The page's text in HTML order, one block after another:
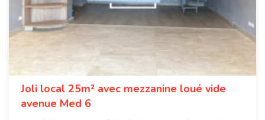
Joli local 25m² avec mezzanine loué vide
avenue Med 6